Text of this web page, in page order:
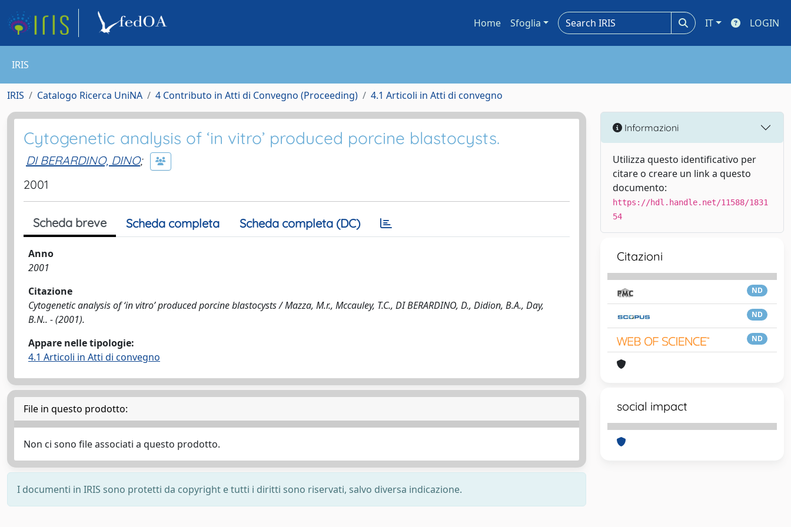
Home Sfoglia IT LOGIN
IRIS
IRIS Catalogo Ricerca UniNA 4 Contributo in Atti di Convegno (Proceeding) 4.1 Articoli in Atti di convegno
Cytogenetic analysis of ‘in vitro’ produced porcine blastocysts.
DI BERARDINO, DINO;
2001
Scheda breve Scheda completa Scheda completa (DC)
Anno
2001
Citazione
Cytogenetic analysis of ‘in vitro’ produced porcine blastocysts / Mazza, M.r., Mccauley, T.C., DI BERARDINO, D., Didion, B.A., Day,
B.N.. - (2001).
Appare nelle tipologie:
4.1 Articoli in Atti di convegno
File in questo prodotto:
Non ci sono file associati a questo prodotto.
I documenti in IRIS sono protetti da copyright e tutti i diritti sono riservati, salvo diversa indicazione.
Informazioni
Utilizza questo identificativo per
citare o creare un link a questo
documento:
https://hdl.handle.net/11588/1831
54
Citazioni
ND
ND
ND
social impact